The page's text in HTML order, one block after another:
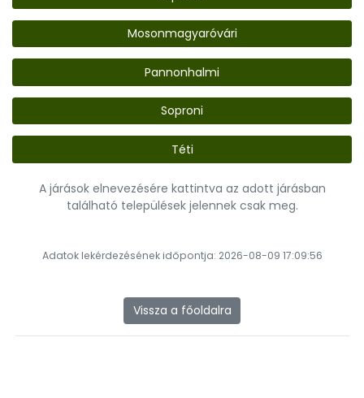
Mosonmagyaróvári
Pannonhalmi
Soproni
Téti
A járások elnevezésére kattintva az adott járásban
található települések jelennek csak meg.
Adatok lekérdezésének időpontja: 2026-08-09 17:09:56
Vissza a főoldalra